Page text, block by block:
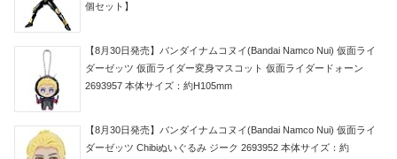
個セット】
【8月30日発売】バンダイナムコヌイ(Bandai Namco Nui) 仮面ライ
ダーゼッツ 仮面ライダー変身マスコット 仮面ライダードォーン
2693957 本体サイズ：約H105mm
【8月30日発売】バンダイナムコヌイ(Bandai Namco Nui) 仮面ライ
ダーゼッツ Chibiぬいぐるみ ジーク 2693952 本体サイズ：約